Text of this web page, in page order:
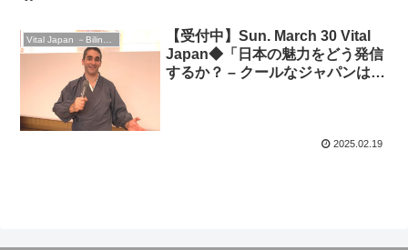
【受付中】Sun. March 30 Vital
Japan◆「日本の魅力をどう発信
するか？ – クールなジャパンは間
2025.02.19